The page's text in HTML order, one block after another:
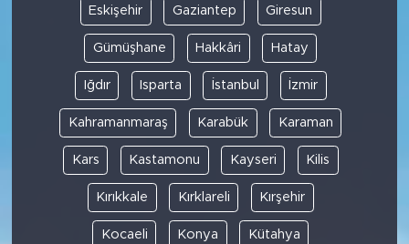
Eskişehir Gaziantep Giresun
Gümüşhane Hakkâri Hatay
Iğdır Isparta İstanbul İzmir
Kahramanmaraş Karabük Karaman
Kars Kastamonu Kayseri Kilis
Kırıkkale Kırklareli Kırşehir
Kocaeli Konya Kütahya